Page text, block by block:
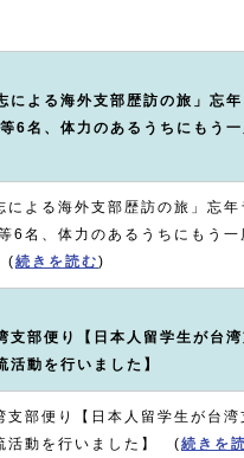
による海外支部歴訪の旅」忘
6名、体力のあるうちにもう一
による海外支部歴訪の旅」忘年
6名、体力のあるうちにもう一
( 続きを読む )
部便り【日本人留学生が台湾
活動を行いました】
部便り【日本人留学生が台湾
活動を行いました】 ( 続きを